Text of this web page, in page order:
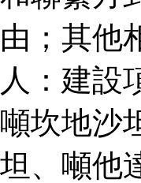
由；其他
人：建設
噸坎地沙
坦、噸他